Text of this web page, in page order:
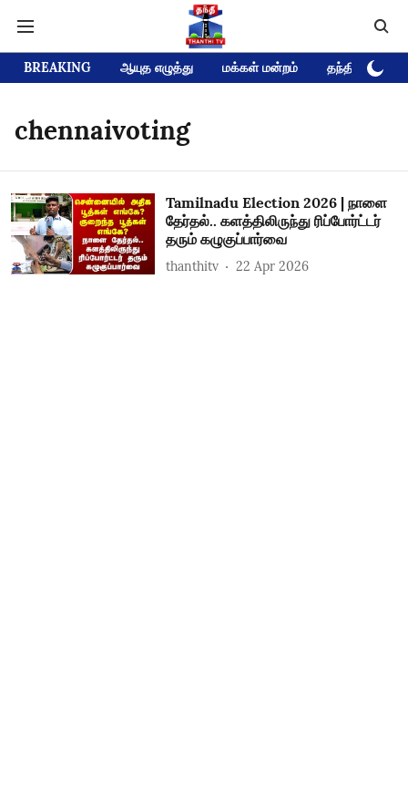
BREAKING ஆயுத எழுத்து மக்கள் மன்றம் தந்தி டிவி
chennaivoting
Tamilnadu Election 2026 | நாளை
தேர்தல்.. களத்திலிருந்து ரிப்போர்ட்டர்
தரும் கழுகுப்பார்வை
thanthitv 22 Apr 2026